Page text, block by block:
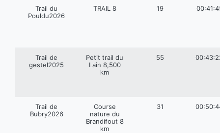
Trail du
Pouldu2026
TRAIL 8 19
Trail de
gestel2025
Petit trail du
Lain 8,500
km
55
Trail de
Bubry2026
Course
nature du
Brandifout 8
km
31